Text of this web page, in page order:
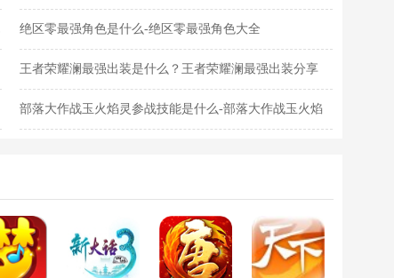
绝区零最强角色是什么-绝区零最强角色大全
王者荣耀澜最强出装是什么？王者荣耀澜最强出装分享
部落大作战玉火焰灵参战技能是什么-部落大作战玉火焰